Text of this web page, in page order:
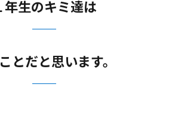
年生のキミ達は
とだと思います。